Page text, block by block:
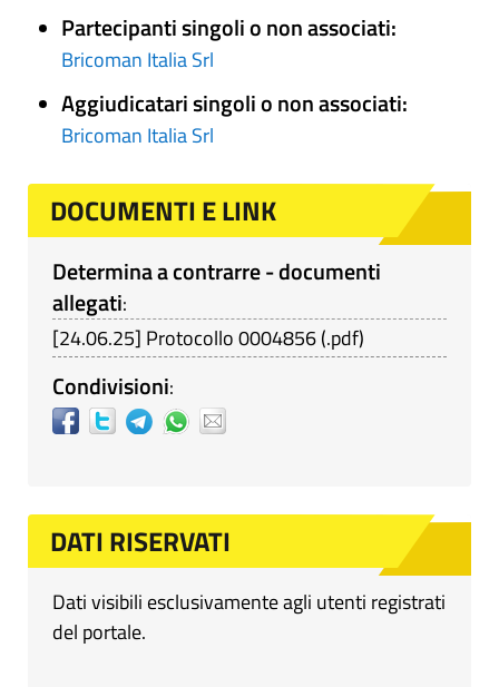
Partecipanti singoli o non associati:
Bricoman Italia Srl
Aggiudicatari singoli o non associati:
Bricoman Italia Srl
DOCUMENTI E LINK
Determina a contrarre - documenti
allegati:
[24.06.25] Protocollo 0004856(.pdf)
Condivisioni:
DATI RISERVATI
Dati visibili esclusivamente agli utenti registrati
del portale.